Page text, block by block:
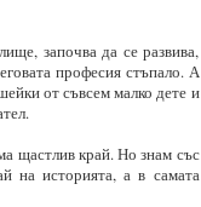
започва да се развива,
професия стъпало. А
от съвсем малко дете и
щастлив край. Но знам със
на историята, а в самата